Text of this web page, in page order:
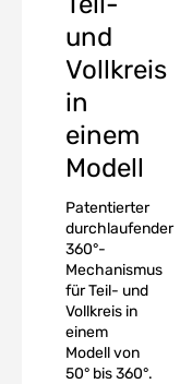
und
Vollkreis
in
einem
Modell
Patentierter
durchlaufender
360°-
Mechanismus
für Teil- und
Vollkreis in
einem
Modell von
50° bis 360°.